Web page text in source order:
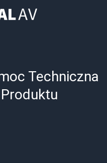
Techniczna